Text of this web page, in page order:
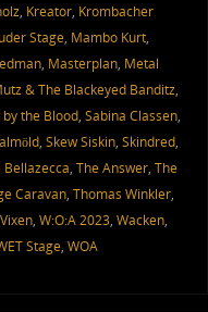
, Kreator, Krombacher
Stage, Mambo Kurt,
, Masterplan, Metal
& The Blackeyed Banditz,
by the Blood, Sabina Classen,
, Skew Siskin, Skindred,
Bellazecca, The Answer, The
Caravan, Thomas Winkler,
Vixen, W:O:A 2023, Wacken,
Stage, WOA